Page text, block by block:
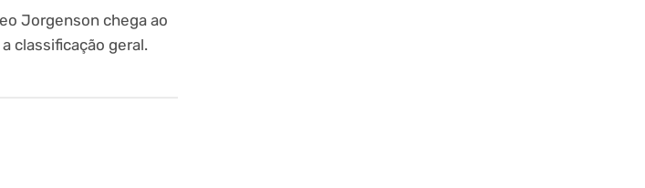
Jorgenson chega ao
classificação geral.